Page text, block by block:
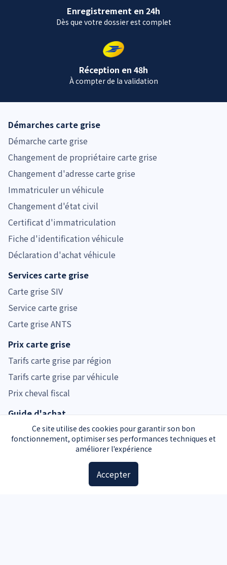
Ce site utilise des cookies pour garantir son bon
fonctionnement, optimiser ses performances techniques et
améliorer l'expérience
Accepter
Enregistrement en 24h
Dès que votre dossier est complet
Réception en 48h
À compter de la validation
Démarches carte grise
Démarche carte grise
Changement de propriétaire carte grise
Changement d'adresse carte grise
Immatriculer un véhicule
Changement d'état civil
Certificat d'immatriculation
Fiche d'identification véhicule
Déclaration d'achat véhicule
Services carte grise
Carte grise SIV
Service carte grise
Carte grise ANTS
Prix carte grise
Tarifs carte grise par région
Tarifs carte grise par véhicule
Prix cheval fiscal
Guide d'achat
Guide voiture d'occasion
Guide moto d'occasion
Guide voiture d'occasion